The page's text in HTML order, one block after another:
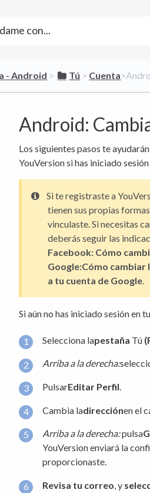
- Android ​ > ​ ​Tú ​ > ​ ​Cuenta​>​
Android:
Los siguientes pasos te
YouVersion si has iniciado
Si te registraste a
tienen sus propias
vinculaste. Si necesitas
deberás seguir las
Facebook: Cómo
Google:Cómo cambiar
a tu cuenta de Google.
Si aún no has iniciado sesión en
Selecciona lapestaña Tú (
Arriba a la derecha:
PulsarEditar Perfil.
Cambia ladirecciónen el
Arriba a la derecha:pulsa
YouVersion enviará la
proporcionaste.
Revisa tu correo , y